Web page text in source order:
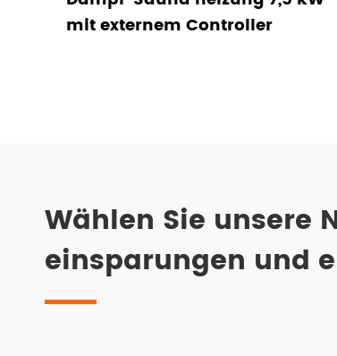
mit externem Controller
Wählen Sie unsere
einsparungen und